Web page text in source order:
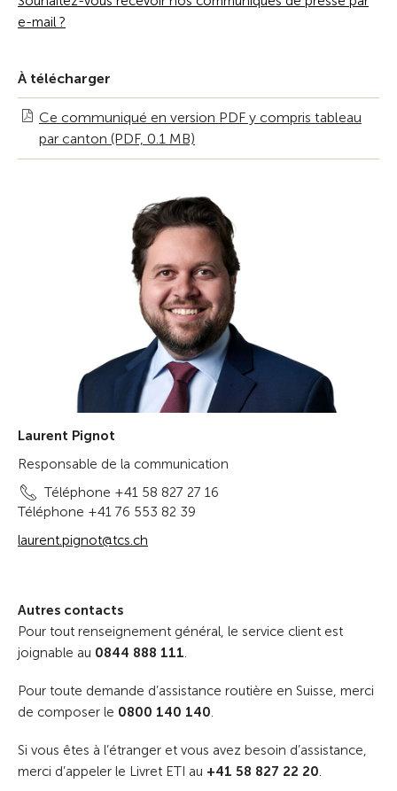
e-mail ?
À télécharger
Ce communiqué en version PDF y compris tableau
par canton (PDF, 0.1 MB)
Laurent Pignot
Responsable de la communication
Téléphone +41 58 827 27 16
Téléphone +41 76 553 82 39
laurent.pignot@tcs.ch
Autres contacts
Pour tout renseignement général, le service client est
joignable au 0844 888 111.
Pour toute demande d’assistance routière en Suisse, merci
de composer le 0800 140 140.
Si vous êtes à l’étranger et vous avez besoin d’assistance,
merci d’appeler le Livret ETI au +41 58 827 22 20.